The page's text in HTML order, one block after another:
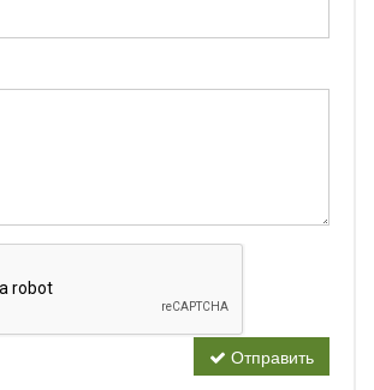
Отправить